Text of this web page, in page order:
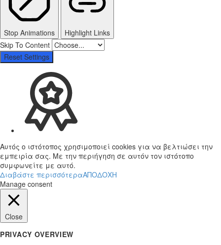
Stop Animations
Highlight Links
Skip To Content
Reset Settings
Αυτός ο ιστότοπος χρησιμοποιεί cookies για να βελτιώσει την
εμπειρία σας. Με την περιήγηση σε αυτόν τον ιστότοπο
συμφωνείτε με αυτό.
Διαβάστε περισσότεραΑΠΟΔΟΧΗ
Manage consent
Close
PRIVACY OVERVIEW